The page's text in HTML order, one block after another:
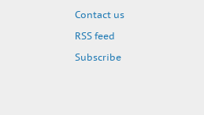
Contact us
RSS feed
Subscribe